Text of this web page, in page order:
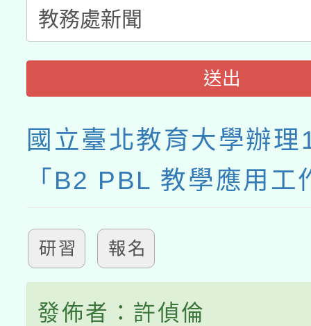
送出
國立臺北教育大學辦
「B2 PBL 教學應用工
研習 報名
發佈者：許偵倫